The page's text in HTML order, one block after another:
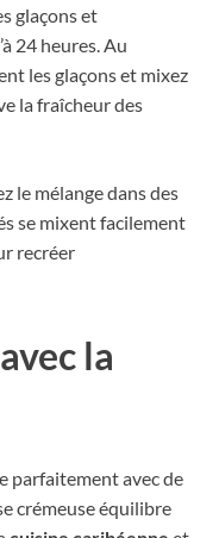
glaçons et
24 heures. Au
les glaçons et mixez
la fraîcheur des
le mélange dans des
se mixent facilement
recréer
la
parfaitement avec de
crémeuse équilibre